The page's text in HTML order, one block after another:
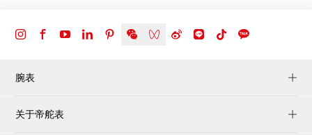
腕表
关于帝舵表